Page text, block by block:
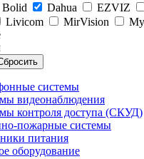
Bolid Dahua EZVIZ
Livicom MirVision
системы
видеонаблюдения
контроля доступа (СКУД)
пожарные системы
питания
оборудование